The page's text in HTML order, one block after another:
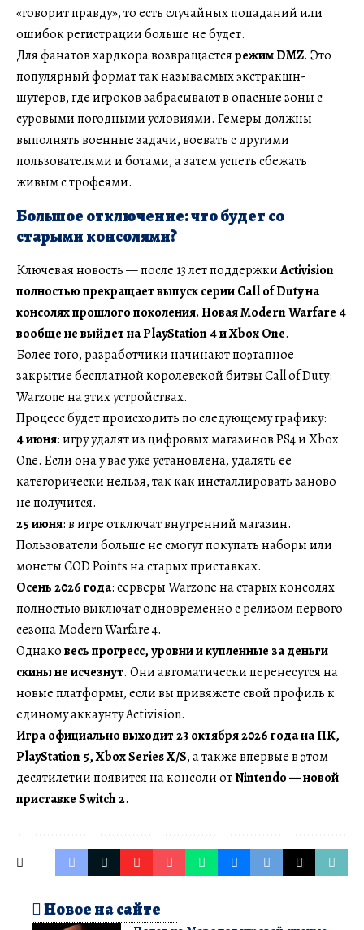
«говорит правду», то есть случайных попаданий или
ошибок регистрации больше не будет.
Для фанатов хардкора возвращаетсярежим DMZ. Это
популярный формат так называемых экстракшн-
шутеров, где игроков забрасывают в опасные зоны с
суровыми погодными условиями. Гемеры должны
выполнять военные задачи, воевать с другими
пользователями и ботами, а затем успеть сбежать
живым с трофеями.
Большое отключение: что будет со
старыми консолями?
Ключевая новость — после 13 лет поддержкиActivision
полностью прекращает выпуск серии Call of Duty на
консолях прошлого поколения. Новая Modern Warfare 4
вообще не выйдет на PlayStation 4 и Xbox One.
Более того, разработчики начинают поэтапное
закрытие бесплатной королевской битвы Call of Duty:
Warzone на этих устройствах.
Процесс будет происходить по следующему графику:
4 июня: игру удалят из цифровых магазинов PS4 и Xbox
One. Если она у вас уже установлена, удалять ее
категорически нельзя, так как инсталлировать заново
не получится.
25 июня: в игре отключат внутренний магазин.
Пользователи больше не смогут покупать наборы или
монеты COD Points на старых приставках.
Осень 2026 года: серверы Warzone на старых консолях
полностью выключат одновременно с релизом первого
сезона Modern Warfare 4.
Однаковесь прогресс, уровни и купленные за деньги
скины не исчезнут. Они автоматически перенесутся на
новые платформы, если вы привяжете свой профиль к
единому аккаунту Activision.
Игра официально выходит 23 октября 2026 года на ПК,
PlayStation 5, Xbox Series X/S, а также впервые в этом
десятилетии появится на консоли отNintendo — новой
приставке Switch 2.
Новое на сайте